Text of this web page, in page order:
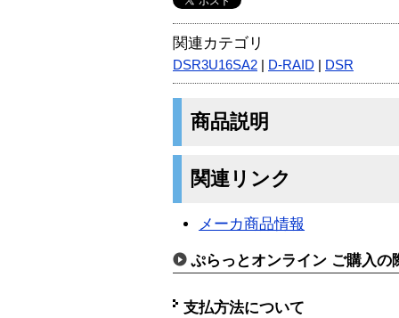
関連カテゴリ
DSR3U16SA2 D-RAID DSR
商品説明
関連リンク
メーカ商品情報
ぷらっとオンライン ご購入の
支払方法について